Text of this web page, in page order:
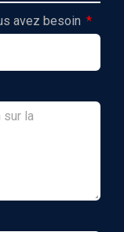
avez besoin